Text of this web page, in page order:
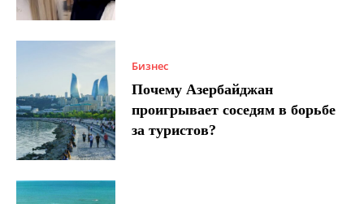
Бизнес
Почему Азербайджан
проигрывает соседям в борьбе
за туристов?